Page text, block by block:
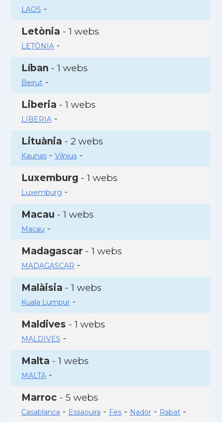
LAOS -
Letònia - 1 webs
LETÒNIA-
Líban - 1 webs
Beirut-
Liberia - 1 webs
LIBERIA-
Lituània - 2 webs
Kaunas- Vilnius-
Luxemburg - 1 webs
Luxemburg -
Macau - 1 webs
Macau -
Madagascar- 1 webs
MADAGASCAR -
Malàisia - 1 webs
Kuala Lumpur-
Maldives - 1 webs
MALDIVES -
Malta - 1 webs
MALTA-
Marroc - 5 webs
Casablanca - Essaouira - Fes- Nador- Rabat-